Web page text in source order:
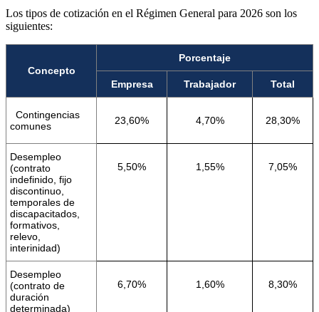
Los tipos de cotización en el Régimen General para 2026 son los
siguientes:
Concepto
Porcentaje
Empresa Trabajador Total
Contingencias
comunes
23,60% 4,70% 28,30%
Desempleo
(contrato
indefinido, fijo
discontinuo,
temporales de
discapacitados,
formativos,
relevo,
interinidad)
5,50% 1,55% 7,05%
Desempleo
(contrato de
duración
determinada)
6,70% 1,60% 8,30%